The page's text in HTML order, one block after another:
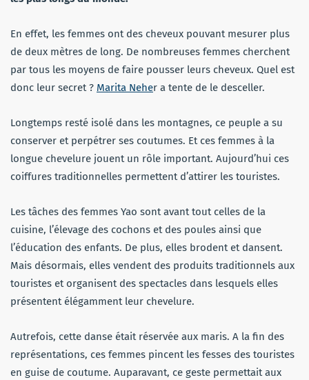
En effet, les femmes ont des cheveux pouvant mesurer plus
de deux mètres de long. De nombreuses femmes cherchent
par tous les moyens de faire pousser leurs cheveux. Quel est
donc leur secret ? Marita Neher a tente de le desceller.
Longtemps resté isolé dans les montagnes, ce peuple a su
conserver et perpétrer ses coutumes. Et ces femmes à la
longue chevelure jouent un rôle important. Aujourd’hui ces
coiffures traditionnelles permettent d’attirer les touristes.
Les tâches des femmes Yao sont avant tout celles de la
cuisine, l’élevage des cochons et des poules ainsi que
l’éducation des enfants. De plus, elles brodent et dansent.
Mais désormais, elles vendent des produits traditionnels aux
touristes et organisent des spectacles dans lesquels elles
présentent élégamment leur chevelure.
Autrefois, cette danse était réservée aux maris. A la fin des
représentations, ces femmes pincent les fesses des touristes
en guise de coutume. Auparavant, ce geste permettait aux